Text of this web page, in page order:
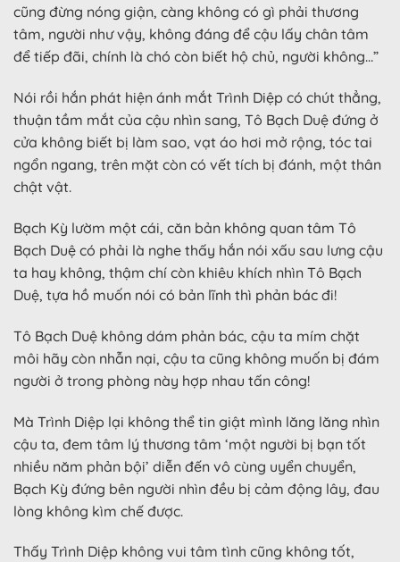
cũng đừng nóng giận, càng không có gì phải thương
tâm, người như vậy, không đáng để cậu lấy chân tâm
để tiếp đãi, chính là chó còn biết hộ chủ, người không…”
Nói rồi hắn phát hiện ánh mắt Trình Diệp có chút thẳng,
thuận tầm mắt của cậu nhìn sang, Tô Bạch Duệ đứng ở
cửa không biết bị làm sao, vạt áo hơi mở rộng, tóc tai
ngổn ngang, trên mặt còn có vết tích bị đánh, một thân
chật vật.
Bạch Kỳ lườm một cái, căn bản không quan tâm Tô
Bạch Duệ có phải là nghe thấy hắn nói xấu sau lưng cậu
ta hay không, thậm chí còn khiêu khích nhìn Tô Bạch
Duệ, tựa hồ muốn nói có bản lĩnh thì phản bác đi!
Tô Bạch Duệ không dám phản bác, cậu ta mím chặt
môi hãy còn nhẫn nại, cậu ta cũng không muốn bị đám
người ở trong phòng này hợp nhau tấn công!
Mà Trình Diệp lại không thể tin giật mình lăng lăng nhìn
cậu ta, đem tâm lý thương tâm ‘một người bị bạn tốt
nhiều năm phản bội’ diễn đến vô cùng uyển chuyển,
Bạch Kỳ đứng bên người nhìn đều bị cảm động lây, đau
lòng không kìm chế được.
Thấy Trình Diệp không vui tâm tình cũng không tốt,